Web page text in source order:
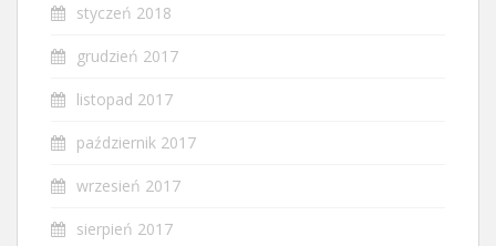
styczeń 2018
grudzień 2017
listopad 2017
październik 2017
wrzesień 2017
sierpień 2017